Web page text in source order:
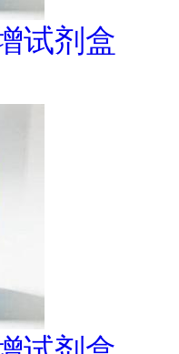
试剂盒